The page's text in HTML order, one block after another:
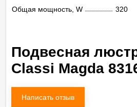
Общая мощность, W
320
Подвесная
Classi Magda
Написать отзыв